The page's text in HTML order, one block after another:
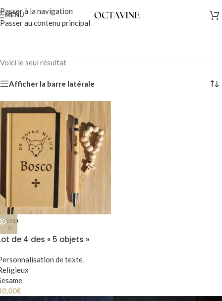
Passer à la navigation
Passer au contenu principal
MENU
Voici le seul résultat
Afficher la barre latérale
VEND
U
de 4 des « 5 objets »
de texte,
€